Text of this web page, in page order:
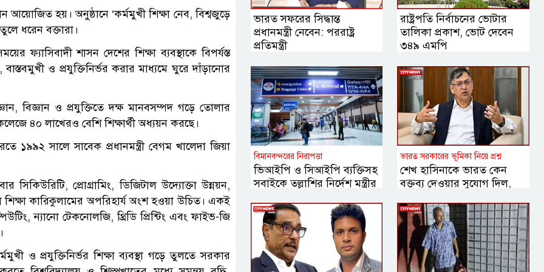
আয়োজিত হয়। অনুষ্ঠানে ‘কর্মমুখী শিক্ষা নেব, বিশ্বজুড়ে
ধরেন বক্তারা।
ফ্যাসিবাদী শাসন দেশের শিক্ষা ব্যবস্থাকে বিপর্যস্ত
ও প্রযুক্তিনির্ভর করার মাধ্যমে ঘুরে দাঁড়ানোর
বিজ্ঞান ও প্রযুক্তিতে দক্ষ মানবসম্পদ গড়ে তোলার
৪০ লাখেরও বেশি শিক্ষার্থী অধ্যয়ন করছে।
১৯৯২ সালে সাবেক প্রধানমন্ত্রী বেগম খালেদা জিয়া
সিকিউরিটি, প্রোগ্রামিং, ডিজিটাল উদ্যোক্তা উন্নয়ন,
কারিকুলামের অপরিহার্য অংশ হওয়া উচিত। একই
ন্যানো টেকনোলজি, থ্রিডি প্রিন্টিং এবং ফাইভ-জি
ও প্রযুক্তিনির্ভর শিক্ষা ব্যবস্থা গড়ে তুলতে সরকার
ভারত সফরের সিদ্ধান্ত
প্রধানমন্ত্রী নেবেন: পররাষ্ট্র
প্রতিমন্ত্রী
রাষ্ট্রপতি নির্বাচনের ভোটার
তালিকা প্রকাশ, ভোট দেবেন
৩৪৯ এমপি
বিমানবন্দরের নিরাপত্তা
ভিআইপি ও সিআইপি ব্যক্তিসহ
সবাইকে তল্লাশির নির্দেশ মন্ত্রীর
ভারত সরকারের ভূমিকা নিয়ে প্রশ্ন
শেখ হাসিনাকে ভারত কেন
বক্তব্য দেওয়ার সুযোগ দিল,
স্বরাষ্ট্রমন্ত্রী